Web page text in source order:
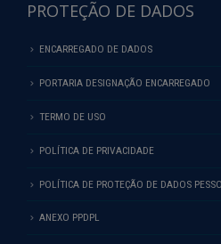
PROTEÇÃO DE DADOS
ENCARREGADO DE DADOS
PORTARIA DESIGNAÇÃO ENCARREGADO
TERMO DE USO
POLÍTICA DE PRIVACIDADE
POLÍTICA DE PROTEÇÃO DE DADOS
ANEXO PPDPL